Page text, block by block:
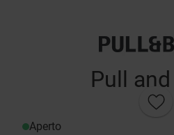
Pull
Aperto